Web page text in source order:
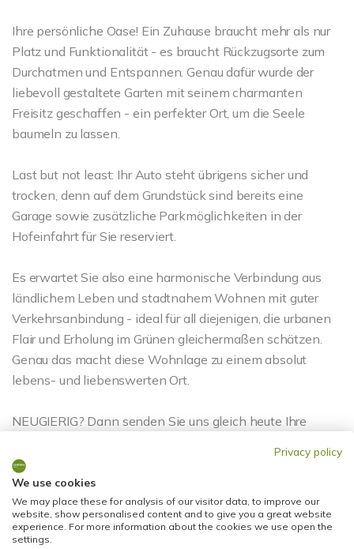
Ihre persönliche Oase! Ein Zuhause braucht mehr als nur
Platz und Funktionalität - es braucht Rückzugsorte zum
Durchatmen und Entspannen. Genau dafür wurde der
liebevoll gestaltete Garten mit seinem charmanten
Freisitz geschaffen - ein perfekter Ort, um die Seele
baumeln zu lassen.
Last but not least: Ihr Auto steht übrigens sicher und
trocken, denn auf dem Grundstück sind bereits eine
Garage sowie zusätzliche Parkmöglichkeiten in der
Hofeinfahrt für Sie reserviert.
Es erwartet Sie also eine harmonische Verbindung aus
ländlichem Leben und stadtnahem Wohnen mit guter
Verkehrsanbindung - ideal für all diejenigen, die urbanen
Flair und Erholung im Grünen gleichermaßen schätzen.
Genau das macht diese Wohnlage zu einem absolut
lebens- und liebenswerten Ort.
NEUGIERIG? Dann senden Sie uns gleich heute Ihre
Terminabstimmung bei Ihnen - Ihr neues Zuhause wartet!
Ansprechpartner
Privacy policy
We use cookies
We may place these for analysis of our visitor data, to improve our
website, show personalised content and to give you a great website
experience. For more information about the cookies we use open the
settings.